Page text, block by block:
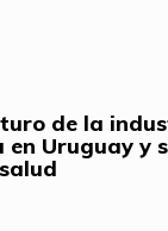
de la
Uruguay y